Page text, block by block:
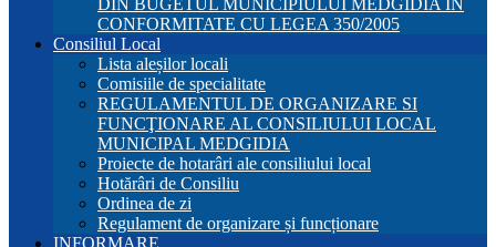
DIN BUGETUL MUNICIPIULUI MEDGIDIA ÎN
CONFORMITATE CU LEGEA 350/2005
Consiliul Local
Lista aleșilor locali
Comisiile de specialitate
REGULAMENTUL DE ORGANIZARE SI
FUNCŢIONARE AL CONSILIULUI LOCAL
MUNICIPAL MEDGIDIA
Proiecte de hotarâri ale consiliului local
Hotărâri de Consiliu
Ordinea de zi
Regulament de organizare și funcționare
INFORMARE